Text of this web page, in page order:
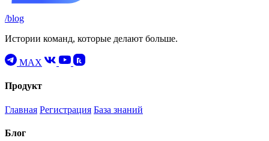
/blog
Истории команд, которые делают больше.
MAX
Продукт
Главная Регистрация База знаний
Блог